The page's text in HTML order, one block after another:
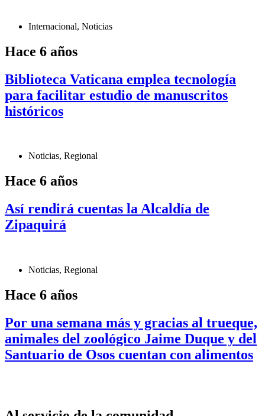
Internacional, Noticias
Hace 6 años
Biblioteca Vaticana emplea tecnología
para facilitar estudio de manuscritos
históricos
Noticias, Regional
Hace 6 años
Así rendirá cuentas la Alcaldía de
Zipaquirá
Noticias, Regional
Hace 6 años
Por una semana más y gracias al trueque,
animales del zoológico Jaime Duque y del
Santuario de Osos cuentan con alimentos